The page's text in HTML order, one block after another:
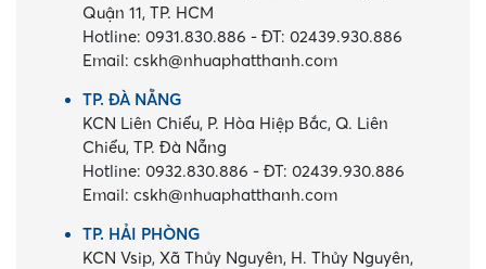
Quận 11, TP. HCM
Hotline: 0931.830.886 -ĐT: 02439.930.886
Email:cskh@nhuaphatthanh.com
TP. ĐÀ NẴNG
KCN Liên Chiểu, P. Hòa Hiệp Bắc, Q. Liên
Chiểu, TP. Đà Nẵng
Hotline: 0932.830.886 -ĐT: 02439.930.886
Email:cskh@nhuaphatthanh.com
TP. HẢI PHÒNG
KCN Vsip, Xã Thủy Nguyên, H. Thủy Nguyên,